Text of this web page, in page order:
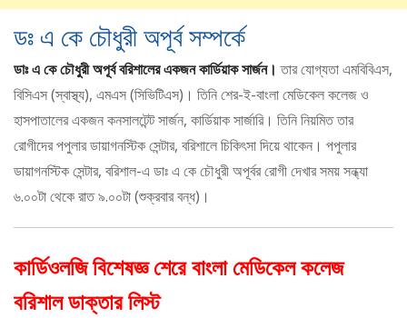
ডঃ এ কে চৌধুরী অপূর্ব সম্পর্কে
ডাঃ এ কে চৌধুরী অপূর্ব বরিশালের একজন কার্ডিয়াক সার্জন। তার যোগ্যতা এমবিবিএস,
বিসিএস (স্বাস্থ্য), এমএস (সিভিটিএস)। তিনি শের-ই-বাংলা মেডিকেল কলেজ ও
হাসপাতালের একজন কনসালটেন্ট সার্জন, কার্ডিয়াক সার্জারি। তিনি নিয়মিত তার
রোগীদের পপুলার ডায়াগনস্টিক সেন্টার, বরিশালে চিকিৎসা দিয়ে থাকেন। পপুলার
ডায়াগনস্টিক সেন্টার, বরিশাল-এ ডাঃ এ কে চৌধুরী অপূর্বর রোগী দেখার সময় সন্ধ্যা
৬.০০টা থেকে রাত ৯.০০টা (শুক্রবার বন্ধ)।
কার্ডিওলজি বিশেষজ্ঞ শেরে বাংলা মেডিকেল কলেজ
বরিশাল ডাক্তার লিস্ট